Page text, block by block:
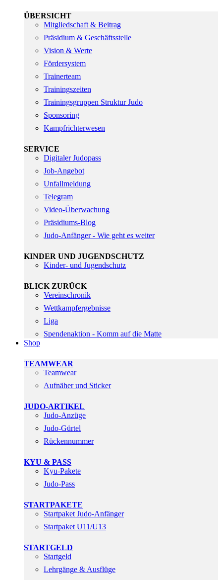
ÜBERSICHT
Mitgliedschaft & Beitrag
Präsidium & Geschäftsstelle
Vision & Werte
Fördersystem
Trainerteam
Trainingszeiten
Trainingsgruppen Struktur Judo
Sponsoring
Kampfrichterwesen
SERVICE
Digitaler Judopass
Job-Angebot
Unfallmeldung
Telegram
Video-Überwachung
Präsidiums-Blog
Judo-Anfänger - Wie geht es weiter
KINDER UND JUGENDSCHUTZ
Kinder- und Jugendschutz
BLICK ZURÜCK
Vereinschronik
Wettkampfergebnisse
Liga
Spendenaktion - Komm auf die Matte
Shop
TEAMWEAR
Teamwear
Aufnäher und Sticker
JUDO-ARTIKEL
Judo-Anzüge
Judo-Gürtel
Rückennummer
KYU & PASS
Kyu-Pakete
Judo-Pass
STARTPAKETE
Startpaket Judo-Anfänger
Startpaket U11/U13
STARTGELD
Startgeld
Lehrgänge & Ausflüge